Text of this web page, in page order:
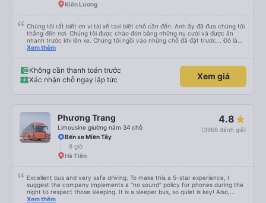
Kiên Lương
Chúng tôi rất biết ơn vì tài xế taxi biết chỗ cần đến. Anh ấy đã đưa chúng tôi
thẳng đến nơi. Chúng tôi được chào đón bằng những nụ cười và được ăn
nhanh trước khi lên xe. Chúng tôi ngồi vào những chỗ đã đặt trước... Đó là
bốn chỗ ngồi ở phía sau cùng của xe... Các con tôi gọi đó là &quot;xe xóc
ngôi nhà ven kênh.
Xem thêm
Không cần thanh toán trước
Xác nhận chỗ ngay lập tức
Xem giá
Phương Trang
Limousine giường nằm 34 chỗ
4.8
(3966 đánh giá)
Bến xe Miền Tây
8 giờ
Hà Tiên
Excellent bus and very safe driving. To make this a 5-star experience, I
suggest the company implements a "no sound" policy for phones during the
night to respect those sleeping. It is a sleeper bus, so quiet is key! Also,
please display the Wi-Fi password clearly inside the cabin for convenience. I
Xem thêm